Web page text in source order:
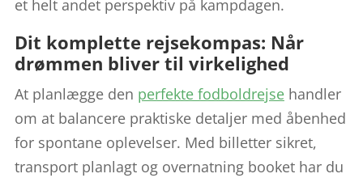
et helt andet perspektiv på kampdagen.
Dit komplette rejsekompas: Når
drømmen bliver til virkelighed
At planlægge den perfekte fodboldrejsehandler
om at balancere praktiske detaljer med åbenhed
for spontane oplevelser. Med billetter sikret,
transport planlagt og overnatning booket har du